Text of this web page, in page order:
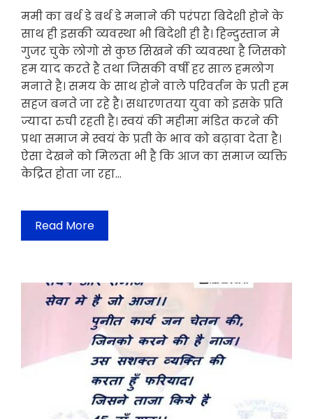
ममी का बर्थ डे बर्थ डे मनाने की परंपरा बिदेशी होने के
साथ ही इसकी व्यवस्था भी बिदेशी ही है। हिन्दुस्तान मे
गुजर चुके लोगो से कुछ सिखने की व्यवस्था है जिसको
हम याद करते है तथा जिसकी वर्षी हर साल हमलोग
मनाते है। समय के साथ होने वाले परिवर्तन के प्रती हम
सहज बनते जा रहे है। सधारणतया युवा को इसके प्रति
ज्यादा रुची रहती है। स्वयं की महीमा मंडित करने की
प्रथा समाज मे स्वयं के प्रती के भाव को बढ़ावा देता है।
ऐसा देखने को मिलता भी है कि आज का समाज व्यक्ति
केद्रित होता जा रहा…
Read More